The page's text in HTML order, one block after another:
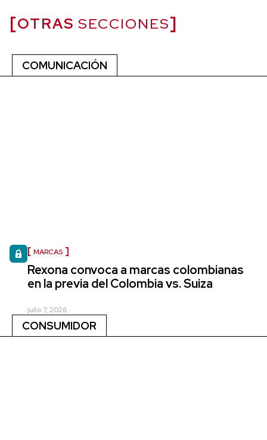
OTRAS SECCIONES
COMUNICACIÓN
MARCAS
Rexona convoca a marcas colombianas
en la previa del Colombia vs. Suiza
julio 7, 2026
CONSUMIDOR